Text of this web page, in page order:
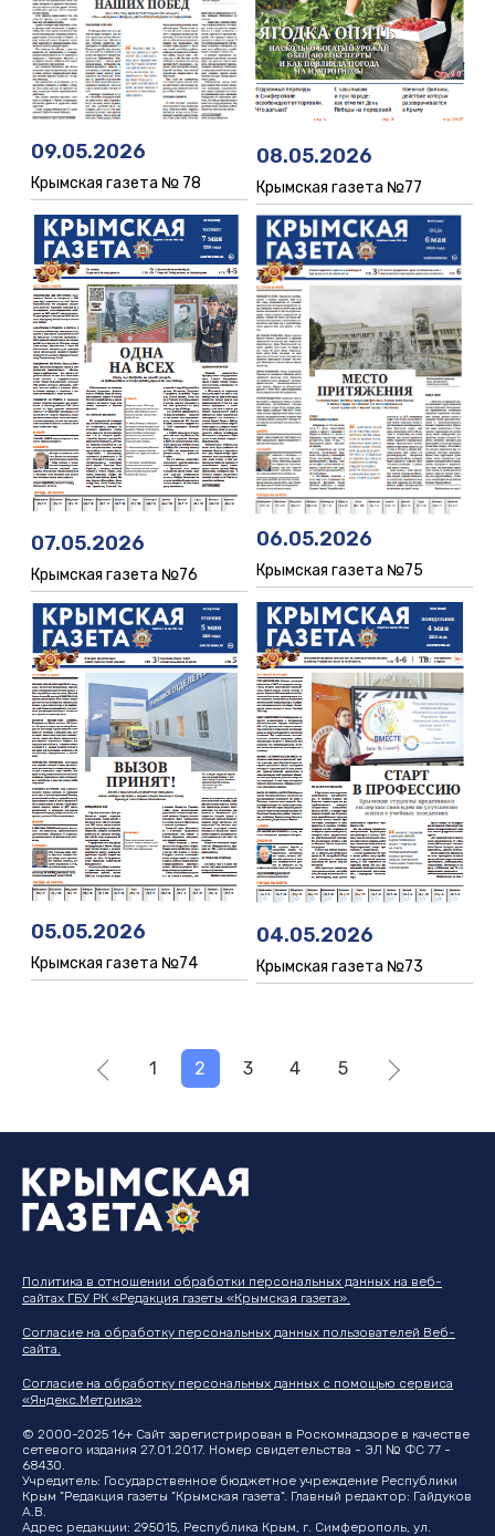
09.05.2026
Крымская газета № 78
08.05.2026
Крымская газета №77
07.05.2026
Крымская газета №76
06.05.2026
Крымская газета №75
05.05.2026
Крымская газета №74
04.05.2026
Крымская газета №73
1 2 3 4 5
Политика в отношении обработки персональных данных на веб-
сайтах ГБУ РК «Редакция газеты «Крымская газета».
Согласие на обработку персональных данных пользователей Веб-
сайта.
Согласие на обработку персональных данных с помощью сервиса
«Яндекс.Метрика»
© 2000-2025 16+ Сайт зарегистрирован в Роскомнадзоре в качестве
сетевого издания 27.01.2017. Номер свидетельства - ЭЛ № ФС 77 -
68430.
Учредитель: Государственное бюджетное учреждение Республики
Крым "Редакция газеты "Крымская газета". Главный редактор: Гайдуков
А.В.
Адрес редакции: 295015, Республика Крым, г. Симферополь, ул.